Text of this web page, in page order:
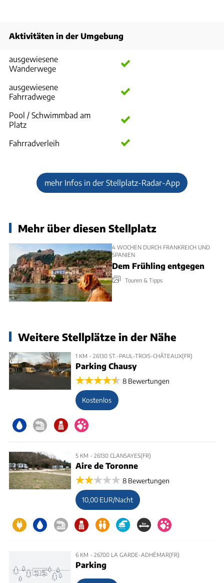
Aktivitäten in der Umgebung
ausgewiesene
Wanderwege
ausgewiesene
Fahrradwege
Pool / Schwimmbad am
Platz
Fahrradverleih
mehr Infos in der Stellplatz-Radar-App
Mehr über diesen Stellplatz
4 WOCHEN DURCH FRANKREICH UND
SPANIEN
Dem Frühling entgegen
Touren & Tipps
Weitere Stellplätze in der Nähe
1 KM - 26130 ST.-PAUL-TROIS-CHÂTEAUX(FR)
Parking Chausy
8 Bewertungen
Kostenlos
5 KM - 26130 CLANSAYES(FR)
Aire de Toronne
8 Bewertungen
10,00 EUR/Nacht
6 KM - 26700 LA GARDE-ADHÉMAR(FR)
Parking